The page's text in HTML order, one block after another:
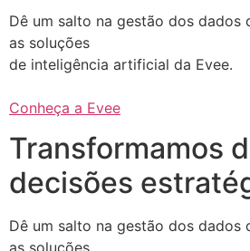
Dê um salto na gestão dos dados
as soluções
de inteligência artificial da Evee.
Conheça a Evee
Transformamos
decisões
Dê um salto na gestão dos dados